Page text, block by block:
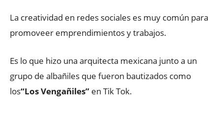
La creatividad en redes sociales es muy común para
promoveer emprendimientos y trabajos.
Es lo que hizo una arquitecta mexicana junto a un
grupo de albañiles que fueron bautizados como
los“Los Vengañiles” en Tik Tok.